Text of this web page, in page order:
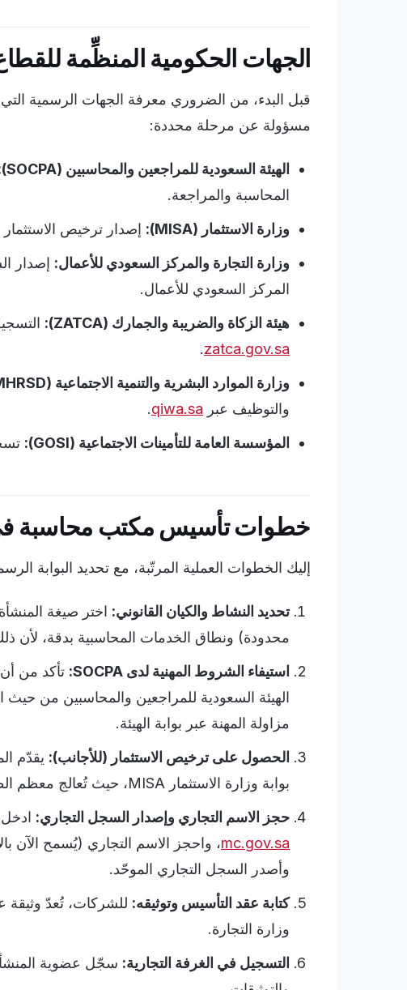
الجهات الحكومية المنظِّمة
قبل البدء، من الضروري معرفة الجهات الرسمية
مسؤولة عن مرحلة محددة:
الهيئة السعودية للمراجعين والمحاسبين (SOCPA):
المحاسبة والمراجعة.
وزارة الاستثمار (MISA):
إصدار ترخيص الاستثمار
وزارة التجارة والمركز السعودي للأعمال: إصدار
المركز السعودي للأعمال.
هيئة الزكاة والضريبة والجمارك (ZATCA):
zatca.gov.sa
.
وزارة الموارد البشرية والتنمية الاجتماعية (MHRSD) ومنصة قوى:
والتوظيف عبر qiwa.sa
.
المؤسسة العامة للتأمينات الاجتماعية (GOSI):
خطوات تأسيس مكتب محاسبة
إليك الخطوات العملية المرتّبة، مع تحديد البوابة
تحديد النشاط والكيان القانوني: اختر صيغة
محدودة) ونطاق الخدمات المحاسبية بدقة، لأن
استيفاء الشروط المهنية لدى SOCPA:
تأكد من
الهيئة السعودية للمراجعين والمحاسبين من
مزاولة المهنة عبر بوابة الهيئة.
الحصول على ترخيص الاستثمار (للأجانب): يقدّم
بوابة وزارة الاستثمار MISA، حيث تُعالج معظم الطلبات خلال 3 إلى 10 أيام عمل.
حجز الاسم التجاري وإصدار السجل التجاري:
mc.gov.sa، واحجز الاسم التجاري (يُسمح الآن
وأصدر السجل التجاري الموحّد.
كتابة عقد التأسيس وتوثيقه: للشركات، تُعدّ وثيقة
وزارة التجارة.
التسجيل في الغرفة التجارية: سجّل عضوية